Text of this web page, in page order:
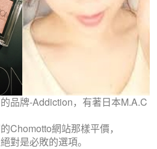
品牌-Addiction，有著日本M.A.C
Chomotto網站那樣平價，
對是必敗的選項。